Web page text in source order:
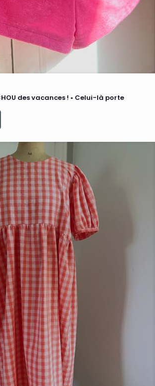
des vacances ! • Celui-là porte